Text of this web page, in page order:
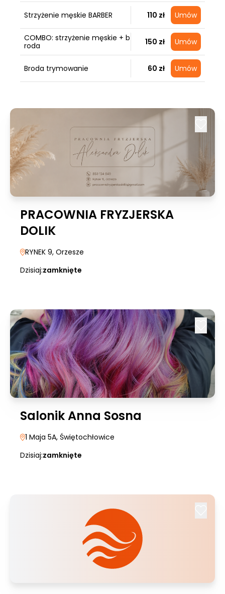
Strzyżenie męskie BARBER 110 zł Umów
COMBO: strzyżenie męskie + b
roda
150 zł Umów
Broda trymowanie 60 zł Umów
PRACOWNIA FRYZJERSKA
DOLIK
RYNEK 9, Orzesze
Dzisiaj:zamknięte
Salonik Anna Sosna
1 Maja 5A, Świętochłowice
Dzisiaj:zamknięte